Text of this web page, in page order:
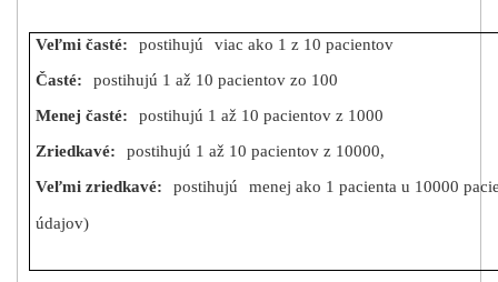
Veľmi časté: postihujú
viac ako 1 z 10 pacientov
Časté:
postihujú 1 až 10 pacientov zo 100
Menej časté:
postihujú 1 až 10 pacientov z 1000
Zriedkavé:
postihujú 1 až 10 pacientov z 10000,
Veľmi zriedkavé:
postihujú menej ako 1 pacienta u 10000
údajov)